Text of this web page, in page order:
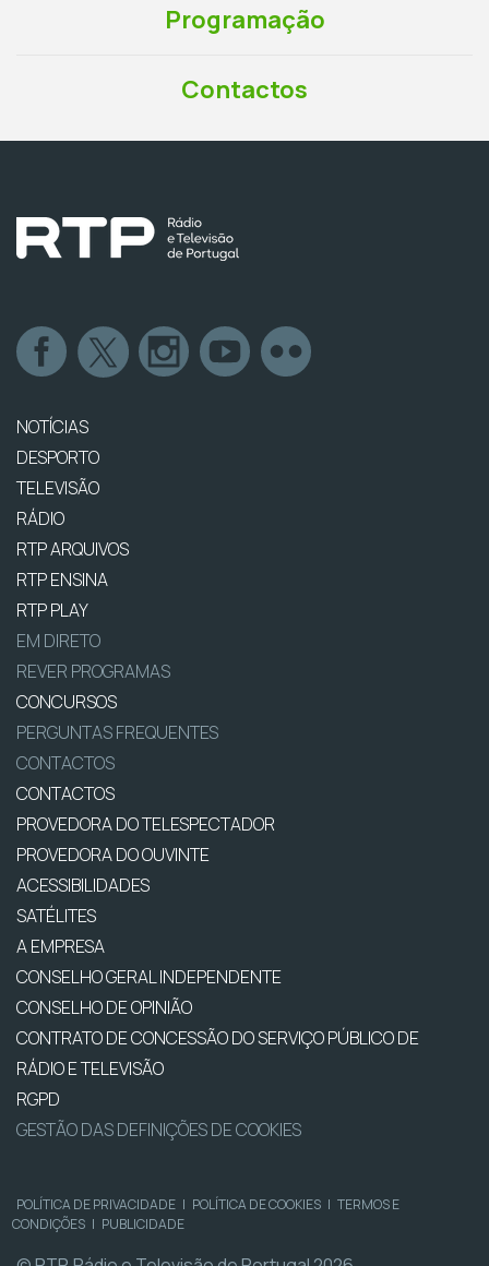
Programação
Contactos
NOTÍCIAS
DESPORTO
TELEVISÃO
RÁDIO
RTP ARQUIVOS
RTP ENSINA
RTP PLAY
EM DIRETO
REVER PROGRAMAS
CONCURSOS
PERGUNTAS FREQUENTES
CONTACTOS
CONTACTOS
PROVEDORA DO TELESPECTADOR
PROVEDORA DO OUVINTE
ACESSIBILIDADES
SATÉLITES
A EMPRESA
CONSELHO GERAL INDEPENDENTE
CONSELHO DE OPINIÃO
CONTRATO DE CONCESSÃO DO SERVIÇO PÚBLICO DE
RÁDIO E TELEVISÃO
RGPD
GESTÃO DAS DEFINIÇÕES DE COOKIES
POLÍTICA DE PRIVACIDADE | POLÍTICA DE COOKIES | TERMOS E
CONDIÇÕES | PUBLICIDADE